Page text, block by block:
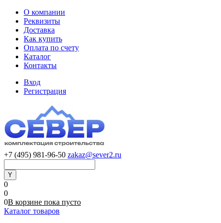
О компании
Реквизиты
Доставка
Как купить
Оплата по счету
Каталог
Контакты
Вход
Регистрация
+7 (495) 981-96-50 zakaz@sever2.ru
0
0
0В корзине пока пусто
Каталог товаров